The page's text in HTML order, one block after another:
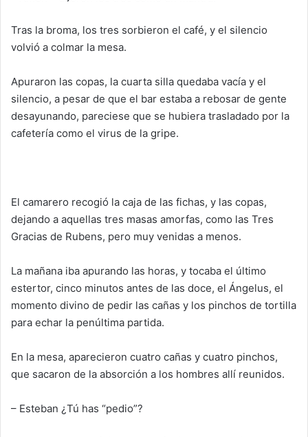
Tras la broma, los tres sorbieron el café, y el silencio
volvió a colmar la mesa.
Apuraron las copas, la cuarta silla quedaba vacía y el
silencio, a pesar de que el bar estaba a rebosar de gente
desayunando, pareciese que se hubiera trasladado por la
cafetería como el virus de la gripe.
El camarero recogió la caja de las fichas, y las copas,
dejando a aquellas tres masas amorfas, como las Tres
Gracias de Rubens, pero muy venidas a menos.
La mañana iba apurando las horas, y tocaba el último
estertor, cinco minutos antes de las doce, el Ángelus, el
momento divino de pedir las cañas y los pinchos de tortilla
para echar la penúltima partida.
En la mesa, aparecieron cuatro cañas y cuatro pinchos,
que sacaron de la absorción a los hombres allí reunidos.
– Esteban ¿Tú has “pedio”?